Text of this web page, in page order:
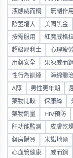
液態威而鋼 無副作用
陰莖增大 美國黑金
按需服用 紅魔威格
超級犀利士 心理疲勞
用藥安全 果凍威而鋼
性行為訓練 海綿體
A醇 男性更年期
藥物比較 保康絲
藥物劑量 HIV預防
肝功能監測 皮膚乾
藥房購買 米諾地爾
心血管健康 威而鋼